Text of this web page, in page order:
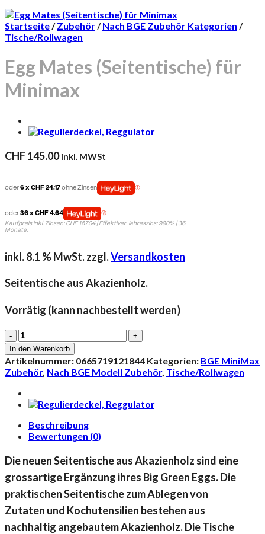
Startseite/ Zubehör/ Nach BGE Zubehör Kategorien /
Tische/Rollwagen
Egg Mates (Seitentische) für
Minimax
CHF 145.00 inkl. MWSt
oder6 x CHF 24.17ohne Zinsen
oder36 x CHF 4.64
Kaufpreis inkl. Zinsen: CHF 167.04 | Effektiver Jahreszins: 9.90% | 36
Monate.
inkl. 8.1 % MwSt.zzgl.Versandkosten
Seitentische aus Akazienholz.
Vorrätig (kann nachbestellt werden)
Egg
Mates
(Seitentische)
für
Minimax
Menge
In den Warenkorb
Artikelnummer: 0665719121844 Kategorien: BGE MiniMax
Zubehör, Nach BGE Modell Zubehör, Tische/Rollwagen
Beschreibung
Bewertungen (0)
Die neuen Seitentische aus Akazienholz sind eine
grossartige Ergänzung ihres Big Green Eggs. Die
praktischen Seitentische zum Ablegen von
Zutaten und Kochutensilien bestehen aus
nachhaltig angebautem Akazienholz. Die Tische